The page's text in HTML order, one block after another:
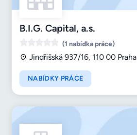
B.I.G. Capital, a.s.
(1 nabídka práce)
Jindřišská 937/16, 110 00 Praha
NABÍDKY PRÁCE